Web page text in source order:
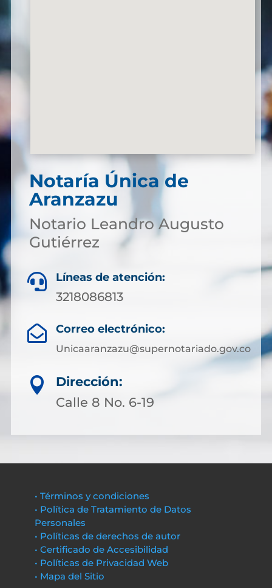
Notaría Única de
Aranzazu
Notario Leandro Augusto
Gutiérrez
 Líneas de atención:
3218086813
 Correo electrónico:
Unicaaranzazu@supernotariado.gov.co

Dirección:
Calle 8 No. 6-19
• Términos y condiciones
• Política de Tratamiento de Datos
Personales
• Políticas de derechos de autor
• Certificado de Accesibilidad
• Políticas de Privacidad Web
• Mapa del Sitio